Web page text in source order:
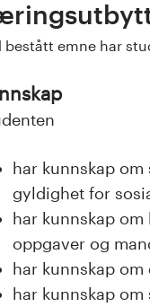
bestått emne har
har kunnskap
gyldighet for
har kunnskap
oppgaver og
har kunnskap
har kunnskap